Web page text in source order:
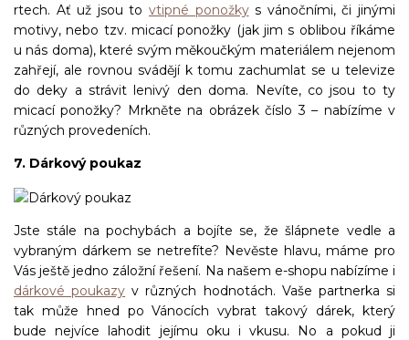
rtech. Ať už jsou to vtipné ponožkys vánočními, či jinými
motivy, nebo tzv. micací ponožky (jak jim s oblibou říkáme
u nás doma), které svým měkoučkým materiálem nejenom
zahřejí, ale rovnou svádějí k tomu zachumlat se u televize
do deky a strávit lenivý den doma. Nevíte, co jsou to ty
micací ponožky? Mrkněte na obrázek číslo 3 – nabízíme v
různých provedeních.
7. Dárkový poukaz
Jste stále na pochybách a bojíte se, že šlápnete vedle a
vybraným dárkem se netrefíte? Nevěste hlavu, máme pro
Vás ještě jedno záložní řešení. Na našem e-shopu nabízíme i
dárkové poukazy v různých hodnotách. Vaše partnerka si
tak může hned po Vánocích vybrat takový dárek, který
bude nejvíce lahodit jejímu oku i vkusu. No a pokud ji